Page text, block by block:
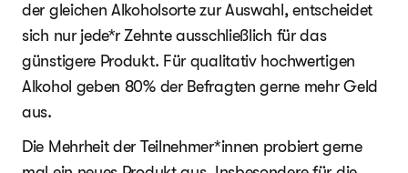
der gleichen Alkoholsorte zur Auswahl, entscheidet
sich nur jede*r Zehnte ausschließlich für das
günstigere Produkt. Für qualitativ hochwertigen
Alkohol geben 80% der Befragten gerne mehr Geld
aus.
Die Mehrheit der Teilnehmer*innen probiert gerne